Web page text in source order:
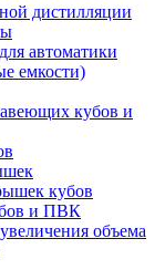
дистилляции
автоматики
емкости)
кубов и
кубов
и ПВК
объема